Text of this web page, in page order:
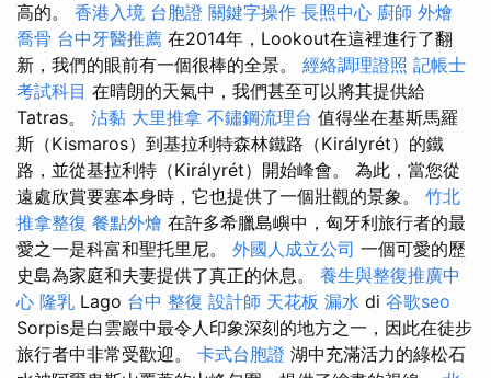
高的。 香港入境 台胞證 關鍵字操作 長照中心 廚師 外燴
喬骨 台中牙醫推薦 在2014年，Lookout在這裡進行了翻
新，我們的眼前有一個很棒的全景。 經絡調理證照 記帳士
考試科目 在晴朗的天氣中，我們甚至可以將其提供給
Tatras。 沾黏 大里推拿 不鏽鋼流理台 值得坐在基斯馬羅
斯（Kismaros）到基拉利特森林鐵路（Királyrét）的鐵
路，並從基拉利特（Királyrét）開始峰會。 為此，當您從
遠處欣賞要塞本身時，它也提供了一個壯觀的景象。 竹北
推拿整復 餐點外燴 在許多希臘島嶼中，匈牙利旅行者的最
愛之一是科富和聖托里尼。 外國人成立公司 一個可愛的歷
史島為家庭和夫妻提供了真正的休息。 養生與整復推廣中
心 隆乳 Lago 台中 整復 設計師 天花板 漏水 di 谷歌seo
Sorpis是白雲巖中最令人印象深刻的地方之一，因此在徒步
旅行者中非常受歡迎。 卡式台胞證 湖中充滿活力的綠松石